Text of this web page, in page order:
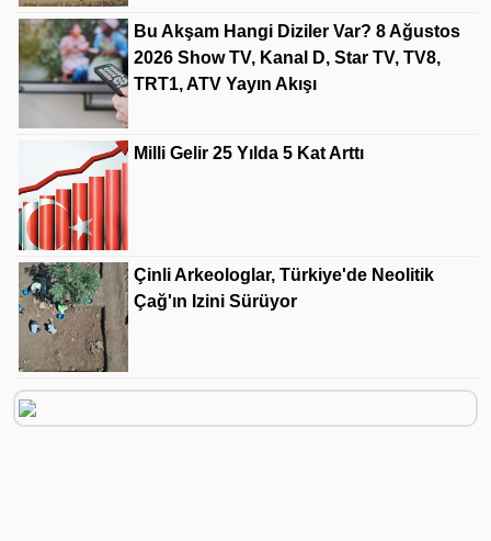
Bu Akşam Hangi Diziler Var? 8 Ağustos
2026 Show TV, Kanal D, Star TV, TV8,
TRT1, ATV Yayın Akışı
Milli Gelir 25 Yılda 5 Kat Arttı
Çinli Arkeologlar, Türkiye'de Neolitik
Çağ'ın Izini Sürüyor